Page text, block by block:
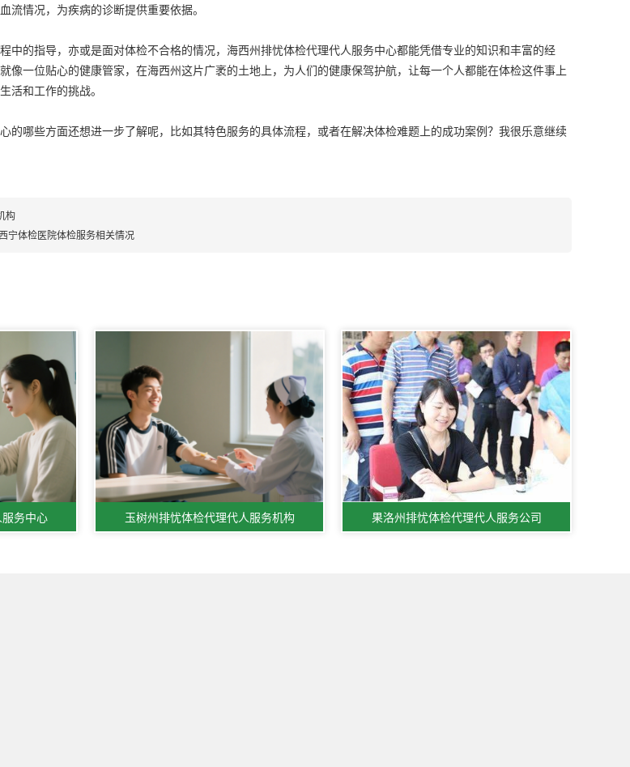
流情况，为疾病的诊断提供重要依据。
中的指导，亦或是面对体检不合格的情况，海西州排忧体检代理代人服务中心都能凭借专业的知识和丰富的经
像一位贴心的健康管家，在海西州这片广袤的土地上，为人们的健康保驾护航，让每一个人都能在体检这件事上
活和工作的挑战。
的哪些方面还想进一步了解呢，比如其特色服务的具体流程，或者在解决体检难题上的成功案例？我很乐意继续
构
宁体检医院体检服务相关情况
务中心 玉树州排忧体检代理代人服务机构 果洛州排忧体检代理代人服务公司